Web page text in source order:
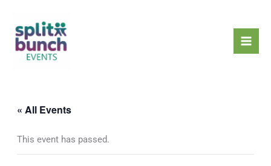
content
« All Events
This event has passed.